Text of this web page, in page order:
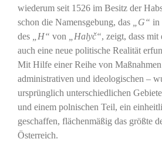
wiederum seit 1526 im Besitz der
schon die Namensgebung, das
„G“ in
des
„H“ von „Halyč“, zeigt, dass mit
auch eine neue politische Realität
Mit Hilfe einer Reihe von
administrativen und ideologischen –
ursprünglich unterschiedlichen
und einem polnischen Teil, ein
geschaffen, flächenmäßig das größte
Österreich.